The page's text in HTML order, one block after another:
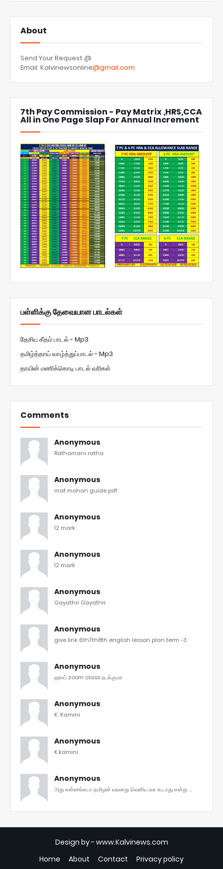
About
Send Your Request @
Email: Kalvinewsonline@gmail.com
7th Pay Commission - Pay Matrix ,HRS,CCA
All in One Page Slap For Annual Increment
பள்ளிக்கு தேவையான பாடல்கள்
தேசிய கீதம் பாடல் - Mp3
தமிழ்த்தாய் வாழ்த்துப்பாடல் - Mp3
தாயின் மணிக்கொடி பாடல் வரிகள்
Comments
Anonymous
Rathamani ratha
Anonymous
mat mohan guide pdf
Anonymous
12 mark
Anonymous
12 mark
Anonymous
Gayathri Gayathri
Anonymous
give link 6th7th8th english lesson plan term -3
Anonymous
ஹாய் zoom class நடக்குமா
Anonymous
K. Kamini
Anonymous
K.kamini
Anonymous
அது என்னங்கடா தமிழன் வரலாறு வெளிய வர கூடாது என்று ...
Design by - www.Kalvinews.com
Home
About Contact Privacy policy